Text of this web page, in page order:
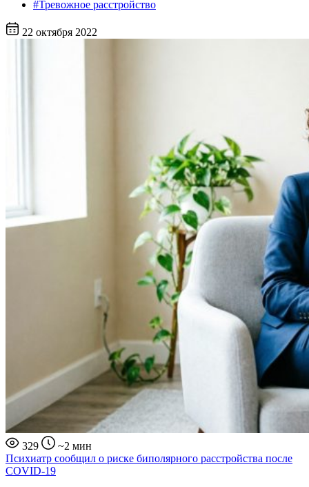
#Тревожное расстройство
22 октября 2022
329
~2 мин
Психиатр сообщил о риске биполярного расстройства после
COVID-19